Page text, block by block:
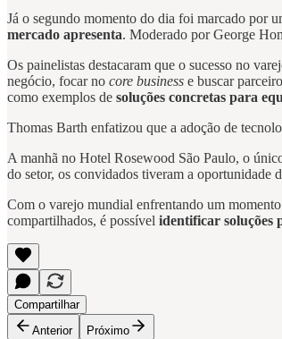
Já o segundo momento do dia foi marcado por
mercado apresenta. Moderado por George
Os painelistas destacaram que o sucesso no
negócio, focar no core business e buscar
como exemplos de soluções concretas para
Thomas Barth enfatizou que a adoção de
A manhã no Hotel Rosewood São Paulo, o
do setor, os convidados tiveram a oportunidade
Com o varejo mundial enfrentando um
compartilhados, é possível identificar soluções
Compartilhar
Anterior
Próximo